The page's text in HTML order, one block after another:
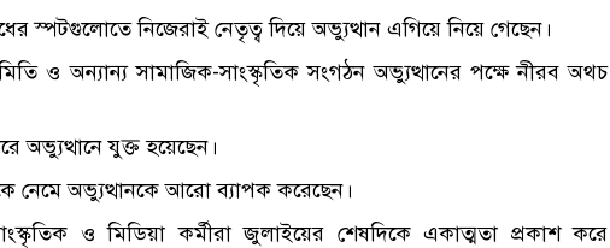
স্পটগুলোতে নিজেরাই নেতৃত্ব দিয়ে অভ্যুত্থান এগিয়ে নিয়ে গেছেন।
ও অন্যান্য সামাজিক-সাংস্কৃতিক সংগঠন অভ্যুত্থানের পক্ষে নীরব অথচ
অভ্যুত্থানে যুক্ত হয়েছেন।
নেমে অভ্যুত্থানকে আরো ব্যাপক করেছেন।
ও মিডিয়া কর্মীরা জুলাইয়ের শেষদিকে একাত্মতা প্রকাশ করে